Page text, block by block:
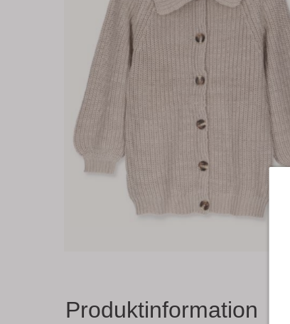
Produktinformation